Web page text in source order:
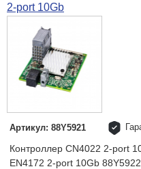
2-port 10Gb
Артикул: 88Y5921
Контроллер CN4022 2-port
EN4172 2-port 10Gb 88Y5922